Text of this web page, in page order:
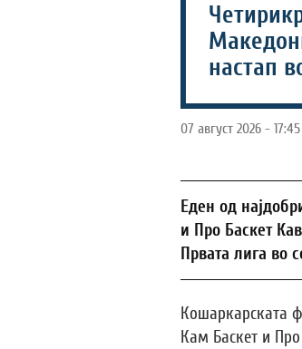
настап
07 август 2026 - 17:45
Еден од
и Про Баскет
Првата лига во
Кошаркарската
Кам Баскет и